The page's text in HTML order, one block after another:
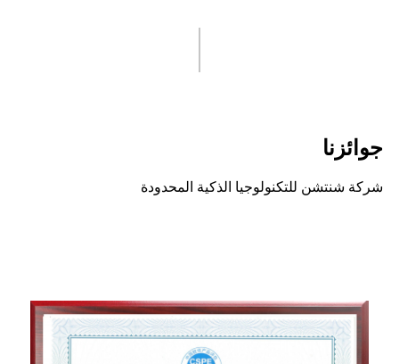
جوائزنا
شركة شنتشن للتكنولوجيا الذكية المحدودة